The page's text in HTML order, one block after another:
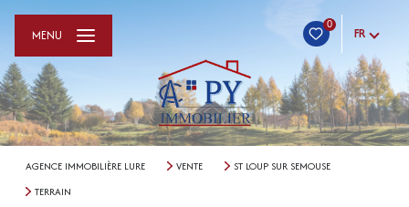
0
FR
MENU
AGENCE IMMOBILIÈRE LURE VENTE
ST LOUP SUR SEMOUSE
TERRAIN